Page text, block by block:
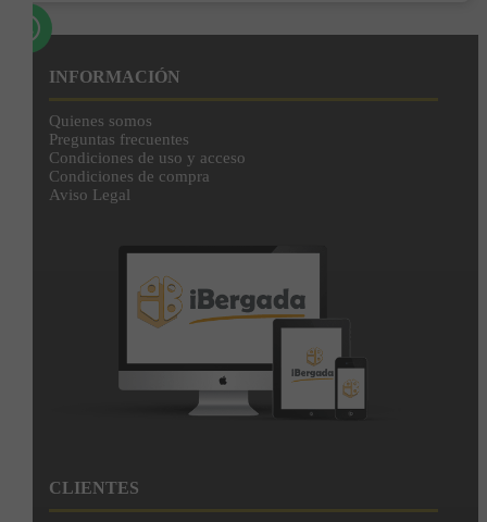
INFORMACIÓN
Quienes somos
Preguntas frecuentes
Condiciones de uso y acceso
Condiciones de compra
Aviso Legal
CLIENTES